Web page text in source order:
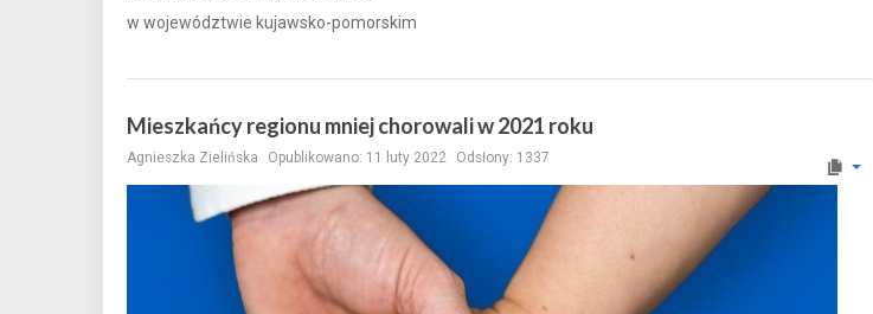
w województwie kujawsko-pomorskim
Mieszkańcy regionu mniej chorowali w 2021 roku
Agnieszka Zielińska Opublikowano: 11 luty 2022 Odsłony: 1337